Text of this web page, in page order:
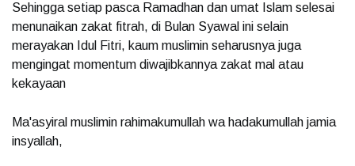
Sehingga setiap pasca Ramadhan dan umat Islam selesai
menunaikan zakat fitrah, di Bulan Syawal ini selain
merayakan Idul Fitri, kaum muslimin seharusnya juga
mengingat momentum diwajibkannya zakat mal atau
kekayaan
Ma'asyiral muslimin rahimakumullah wa hadakumullah jamia
insyallah,